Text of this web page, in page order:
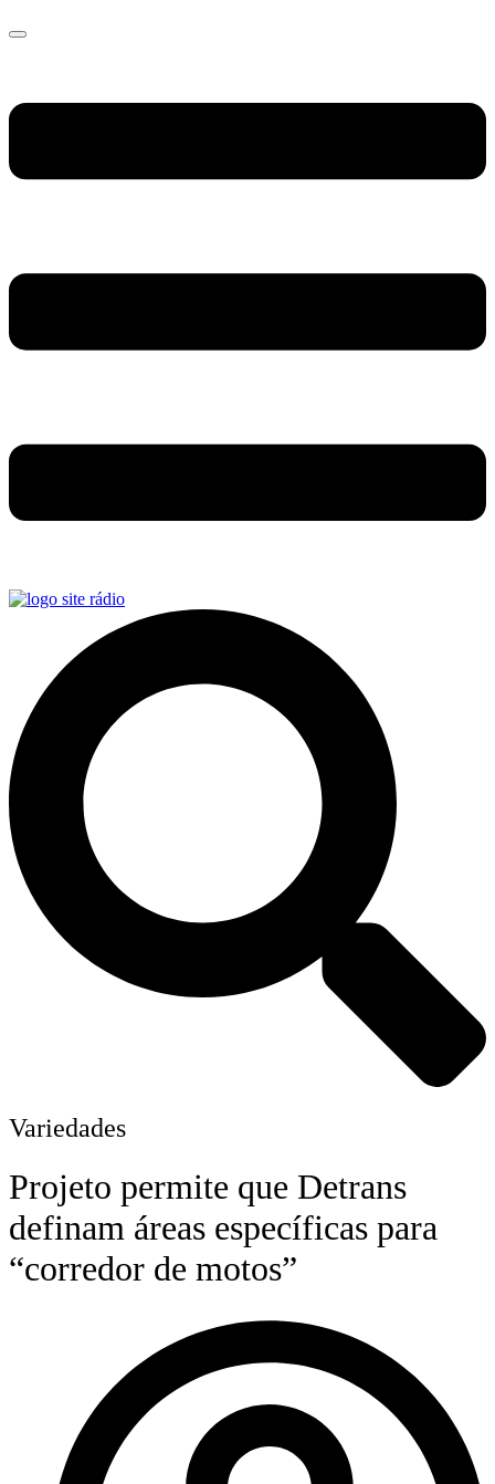
Variedades
Projeto permite que Detrans
definam áreas específicas para
“corredor de motos”